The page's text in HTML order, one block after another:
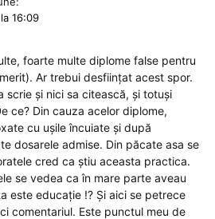
16:09
foarte multe diplome false pentru
Ar trebui desființat acest spor.
scrie și nici sa citească, și totuși
ce? Din cauza acelor diplome,
cu ușile încuiate și după
dosarele admise. Din păcate asa se
cred ca știu aceasta practica.
se vedea ca în mare parte aveau
este educație !? Și aici se petrece
comentariul. Este punctul meu de